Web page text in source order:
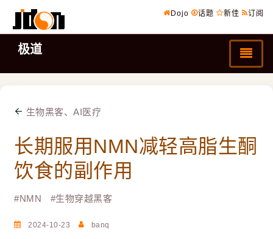
Dojo 话题 新佳 订阅
极道
生物黑客、AI医疗
长期服用NMN减轻高脂生酮
饮食的副作用
#NMN #生物穿越黑客
2024-10-23 banq